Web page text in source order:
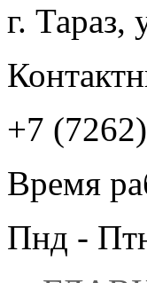
г. Тараз,
+7
Время
Пнд -